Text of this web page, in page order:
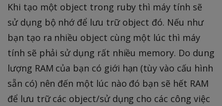
Khi tạo một object trong ruby thì máy tính sẽ
sử dụng bộ nhớ để lưu trữ object đó. Nếu như
bạn tạo ra nhiều object cùng một lúc thì máy
tính sẽ phải sử dụng rất nhiều memory. Do dung
lượng RAM của bạn có giới hạn (tùy vào cấu hình
sẵn có) nên đến một lúc nào đó bạn sẽ hết RAM
để lưu trữ các object/sử dụng cho các công việc